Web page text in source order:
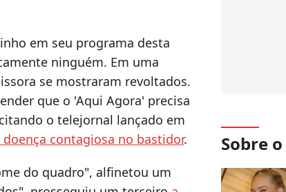
em seu programa desta
ninguém. Em uma
se mostraram revoltados.
que o 'Aqui Agora' precisa
o telejornal lançado em
contagiosa no bastidor.
do quadro", alfinetou um
Sobre